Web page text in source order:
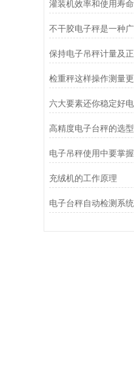
灌装机效率和使用寿
保持电子吊秤计量及
检重秤这样操作测量
六大要素还你稳定好
高精度电子台秤的选
电子吊秤使用中要掌
充绒机的工作原理
电子台秤自动检测系